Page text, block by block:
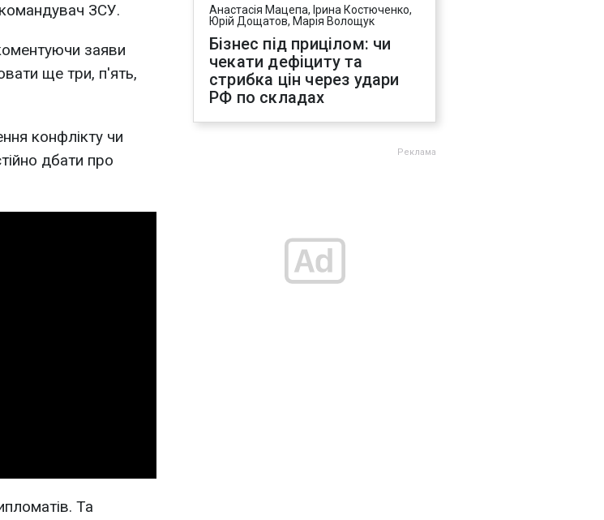
ЗСУ.
заяви
ще три, п'ять,
конфлікту чи
дбати про
Та
Анастасія Мацепа, Ірина Костюченко,
Юрій Дощатов, Марія Волощук
Бізнес під прицілом: чи
чекати дефіциту та
стрибка цін через удари
РФ по складах